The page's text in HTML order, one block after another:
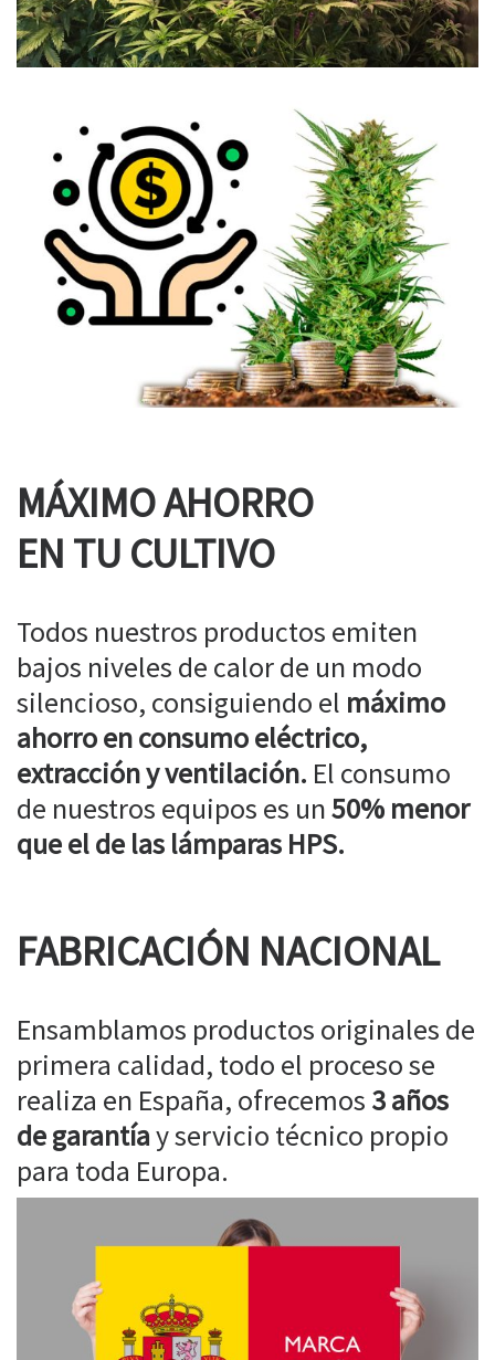
MÁXIMO AHORRO
EN TU CULTIVO
Todos nuestros productos emiten
bajos niveles de calor de un modo
silencioso, consiguiendo el máximo
ahorro en consumo eléctrico,
extracción y ventilación. El consumo
de nuestros equipos es un50% menor
que el de las lámparas HPS.
FABRICACIÓN NACIONAL
Ensamblamos productos originales de
primera calidad, todo el proceso se
realiza en España, ofrecemos 3 años
de garantíay servicio técnico propio
para toda Europa.